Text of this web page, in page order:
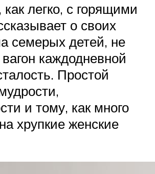
легко, с горящими
о своих
семерых детей, не
каждодневной
Простой
и тому, как много
хрупкие женские